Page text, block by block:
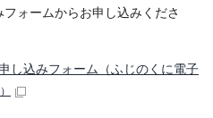
ォームからお申し込みくださ
し込みフォーム（ふじのくに電子